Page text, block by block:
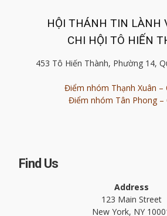
HỘI THÁNH TIN LÀNH
CHI HỘI TÔ HIẾN
453 Tô Hiến Thành, Phường 14,
Điểm nhóm Thạnh Xuân –
Điểm nhóm Tân Phong –
Find Us
Address
123 Main Street
New York, NY